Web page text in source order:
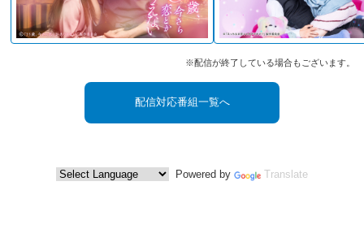
※配信が終了している場合もございます。
配信対応番組一覧へ
Powered by Translate